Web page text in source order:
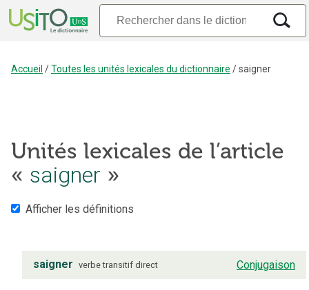
Accueil /Toutes les unités lexicales du dictionnaire /saigner
Unités lexicales de l’article
« saigner »
Afficher les définitions
saigner verbe transitif direct Conjugaison